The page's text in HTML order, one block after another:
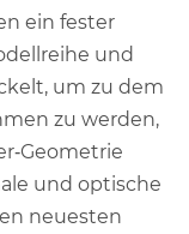
ein fester
und
um zu dem
zu werden,
und optische
neuesten